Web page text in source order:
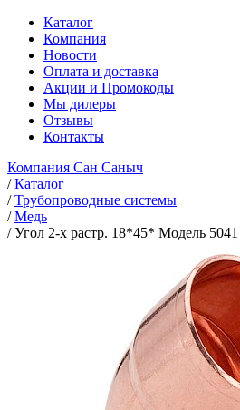
Каталог
Компания
Новости
Оплата и доставка
Акции и Промокоды
Мы дилеры
Отзывы
Контакты
Компания Сан Саныч
/Каталог
/Трубопроводные системы
/Медь
/Угол 2-х растр. 18*45* Модель 5041